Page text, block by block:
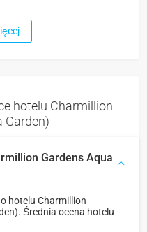
hotelu Charmillion
Garden)
Gardens Aqua
hotelu Charmillion
Średnia ocena hotelu